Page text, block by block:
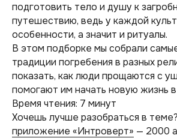
подготовить тело и душу к
путешествию, ведь у каждой
особенности, а значит и ритуалы.
В этом подборке мы собрали
традиции погребения в разных
показать, как люди прощаются с
помогают им начать новую жизнь
Время чтения: 7 минут
Хочешь лучше разобраться в
приложение «Интроверт» — 2000